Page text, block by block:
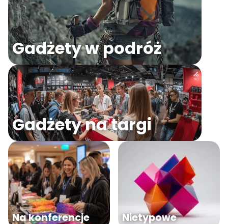
Gadżety w podróż
Gadżety na targi
Na konferencje Nietypowe